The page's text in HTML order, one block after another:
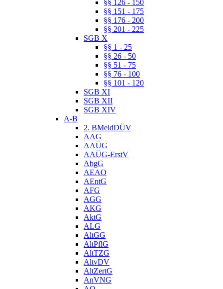
§§ 126 - 150
§§ 151 - 175
§§ 176 - 200
§§ 201 - 225
SGB X
§§ 1 - 25
§§ 26 - 50
§§ 51 - 75
§§ 76 - 100
§§ 101 - 120
SGB XI
SGB XII
SGB XIV
A-B
2. BMeldDÜV
AAG
AAÜG
AAÜG-ErstV
AbgG
AEAO
AEntG
AFG
AGG
AKG
AktG
ALG
AltGG
AltPflG
AltTZG
AltvDV
AltZertG
AnVNG